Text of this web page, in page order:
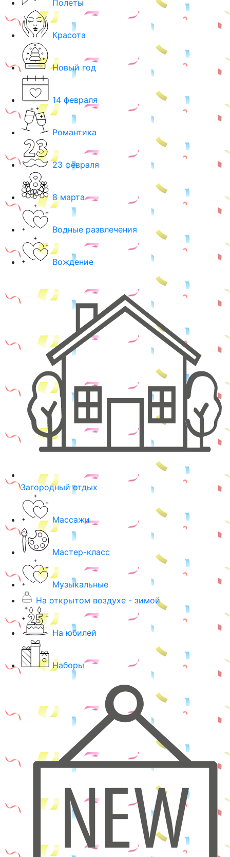
Полеты
Красота
Новый год
14 февраля
Романтика
23 февраля
8 марта
Водные развлечения
Вождение
Загородный отдых
Массажи
Мастер-класс
Музыкальные
На открытом воздухе - зимой
На юбилей
Наборы